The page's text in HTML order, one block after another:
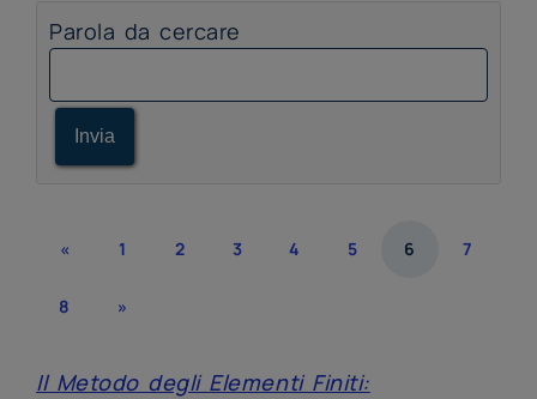
Parola da cercare
« 1 2 3 4 5 6 7
8 »
Il Metodo degli Elementi Finiti: